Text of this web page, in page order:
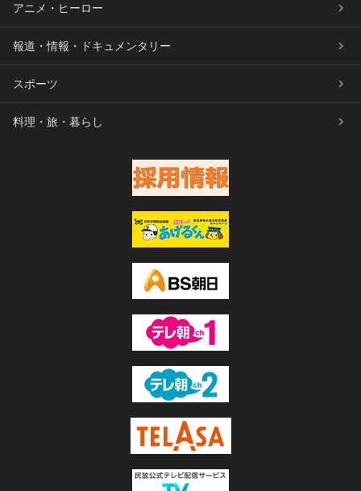
アニメ・ヒーロー
報道・情報・ドキュメンタリー
スポーツ
料理・旅・暮らし